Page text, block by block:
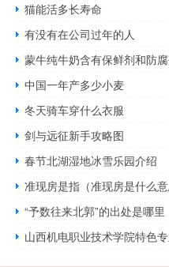
猫能活多长寿命
有没有在公司过年的人
蒙牛纯牛奶含有保鲜剂和防
中国一年产多少小麦
冬天骑车穿什么衣服
剑与远征新手攻略图
春节北湖湿地冰雪乐园介绍
准现房是指（准现房是什么意
“予数往来北郭”的出处是哪里
山西机电职业技术学院特色